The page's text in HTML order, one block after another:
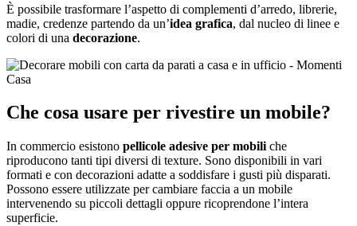
È possibile trasformare l’aspetto di complementi d’arredo, librerie,
madie, credenze partendo da un’idea grafica, dal nucleo di linee e
colori di una decorazione.
Che cosa usare per rivestire un mobile?
In commercio esistono pellicole adesive per mobili che
riproducono tanti tipi diversi di texture. Sono disponibili in vari
formati e con decorazioni adatte a soddisfare i gusti più disparati.
Possono essere utilizzate per cambiare faccia a un mobile
intervenendo su piccoli dettagli oppure ricoprendone l’intera
superficie.